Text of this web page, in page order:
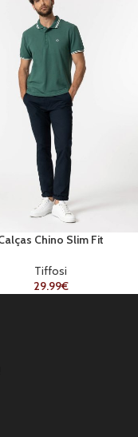
Chino Slim Fit
Tiffosi
29.99€